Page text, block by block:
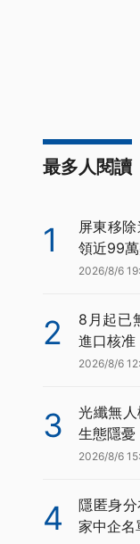
最多人閱讀
1
屏東移
領近99
2026/8/6
2
8月起已
進口核准
2026/8/6
3
光纖無
生態隱憂
2026/8/6
4
隱匿身
家中企名